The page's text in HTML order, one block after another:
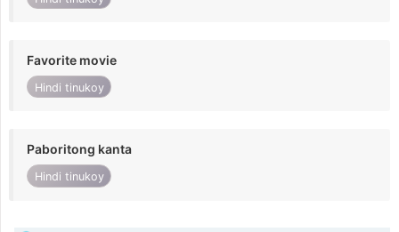
Favorite movie
Hindi tinukoy
Paboritong kanta
Hindi tinukoy